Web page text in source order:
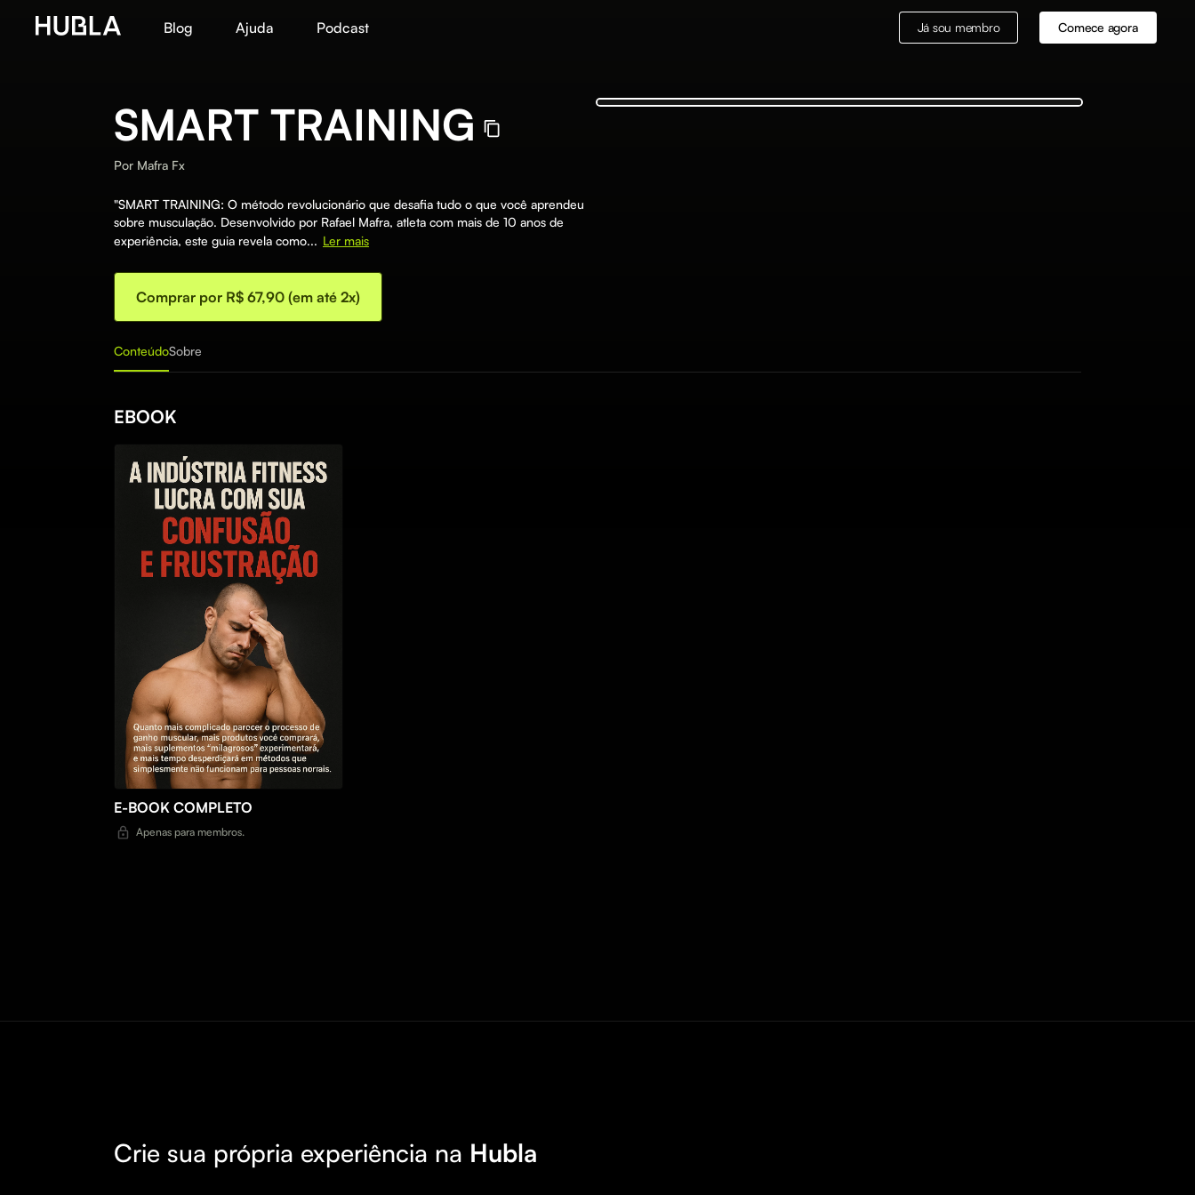
Blog Ajuda Podcast Já sou membro Comece agora
SMART TRAINING
Por Mafra Fx
"SMART TRAINING: O método revolucionário que desafia tudo o que você aprendeu
sobre musculação. Desenvolvido por Rafael Mafra, atleta com mais de 10 anos de
experiência, este guia revela como... Ler mais
Comprar por R$ 67,90 (em até 2x)
ConteúdoSobre
EBOOK
E-BOOK COMPLETO
Apenas para membros.
Crie sua própria experiência na Hubla